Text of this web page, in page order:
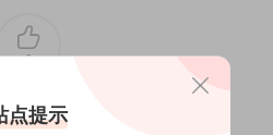
0
点提示